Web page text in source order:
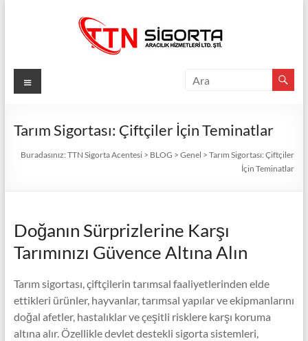
TTN
Acentesi
Güvenli
Sigorta:
En
İyi
Eksiksiz
Koruma
Menü
Tarım Sigortası: Çiftçiler İçin Teminatlar
Buradasınız: TTN Sigorta Acentesi > BLOG >Genel >Tarım Sigortası: Çiftçiler
İçin Teminatlar
Doğanın Sürprizlerine Karşı
Tarımınızı Güvence Altına Alın
Tarım sigortası, çiftçilerin tarımsal faaliyetlerinden elde
ettikleri ürünler, hayvanlar, tarımsal yapılar ve ekipmanlarını
doğal afetler, hastalıklar ve çeşitli risklere karşı koruma
altına alır. Özellikle devlet destekli sigorta sistemleri,